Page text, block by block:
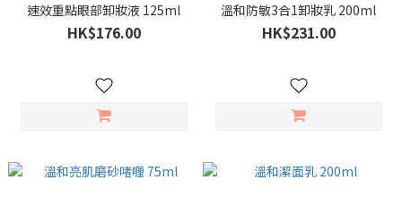
速效重點眼部卸妝液 125ml
HK$176.00
溫和防敏3合1卸妝乳 200ml
HK$231.00